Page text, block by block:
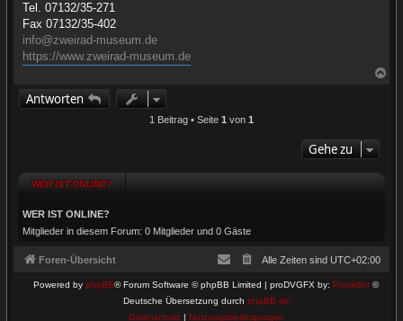
Tel. 07132/35-271
Fax 07132/35-402
info@zweirad-museum.de
https://www.zweirad-museum.de
Antworten
1 Beitrag • Seite 1 von 1
Gehe zu
WER IST ONLINE?
WER IST ONLINE?
Mitglieder in diesem Forum: 0 Mitglieder und 0 Gäste
Foren-Übersicht Alle Zeiten sind UTC+02:00
Powered by phpBB® Forum Software © phpBB Limited | proDVGFX by: Prosk8er ©
Deutsche Übersetzung durch phpBB.de
Datenschutz| Nutzungsbedingungen